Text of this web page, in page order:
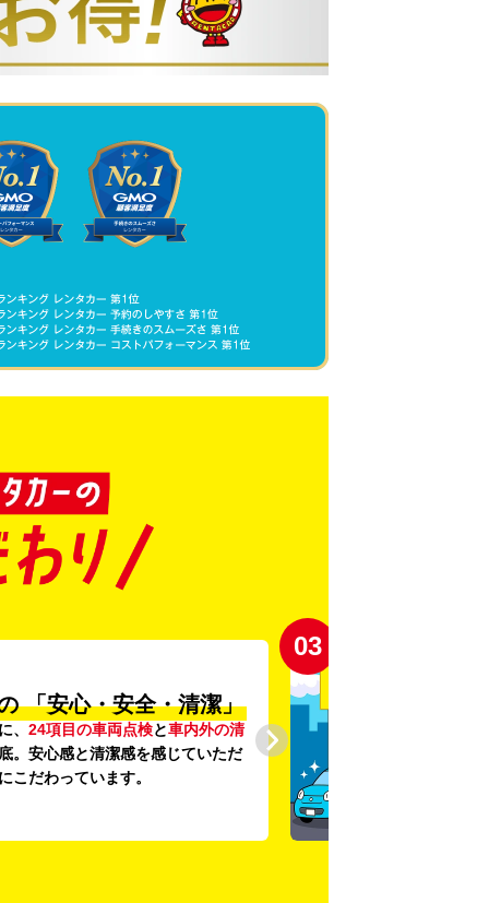
「安心・安全・清潔」
、 24項目の車両点検と車内外の清
。安心感と清潔感を感じていただ
こだわっています。
03